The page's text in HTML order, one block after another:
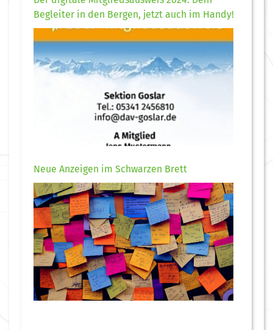
Begleiter in den Bergen, jetzt auch im Handy!
Neue Anzeigen im Schwarzen Brett